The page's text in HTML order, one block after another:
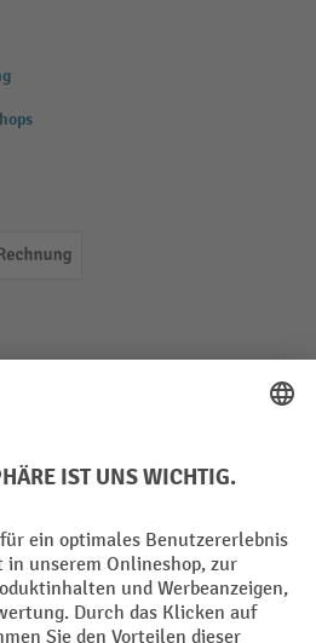
(Visa)
Rechnung